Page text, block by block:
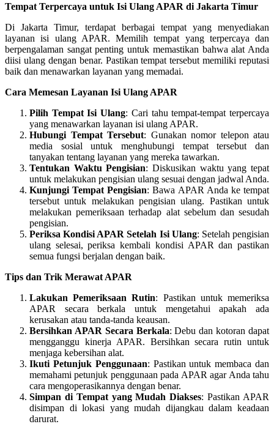
Tempat Terpercaya untuk Isi Ulang APAR di Jakarta Timur
Di Jakarta Timur, terdapat berbagai tempat yang menyediakan
layanan isi ulang APAR. Memilih tempat yang terpercaya dan
berpengalaman sangat penting untuk memastikan bahwa alat Anda
diisi ulang dengan benar. Pastikan tempat tersebut memiliki reputasi
baik dan menawarkan layanan yang memadai.
Cara Memesan Layanan Isi Ulang APAR
Pilih Tempat Isi Ulang: Cari tahu tempat-tempat terpercaya
yang menawarkan layanan isi ulang APAR.
Hubungi Tempat Tersebut: Gunakan nomor telepon atau
media sosial untuk menghubungi tempat tersebut dan
tanyakan tentang layanan yang mereka tawarkan.
Tentukan Waktu Pengisian: Diskusikan waktu yang tepat
untuk melakukan pengisian ulang sesuai dengan jadwal Anda.
Kunjungi Tempat Pengisian: Bawa APAR Anda ke tempat
tersebut untuk melakukan pengisian ulang. Pastikan untuk
melakukan pemeriksaan terhadap alat sebelum dan sesudah
pengisian.
Periksa Kondisi APAR Setelah Isi Ulang: Setelah pengisian
ulang selesai, periksa kembali kondisi APAR dan pastikan
semua fungsi berjalan dengan baik.
Tips dan Trik Merawat APAR
Lakukan Pemeriksaan Rutin: Pastikan untuk memeriksa
APAR secara berkala untuk mengetahui apakah ada
kerusakan atau tanda-tanda keausan.
Bersihkan APAR Secara Berkala: Debu dan kotoran dapat
mengganggu kinerja APAR. Bersihkan secara rutin untuk
menjaga kebersihan alat.
Ikuti Petunjuk Penggunaan: Pastikan untuk membaca dan
memahami petunjuk penggunaan pada APAR agar Anda tahu
cara mengoperasikannya dengan benar.
Simpan di Tempat yang Mudah Diakses: Pastikan APAR
disimpan di lokasi yang mudah dijangkau dalam keadaan
darurat.